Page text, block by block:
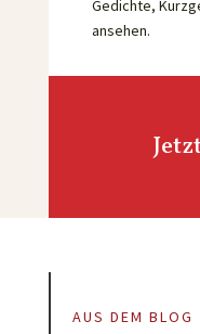
Gedichte,
ansehen.
AUS DEM BLOG